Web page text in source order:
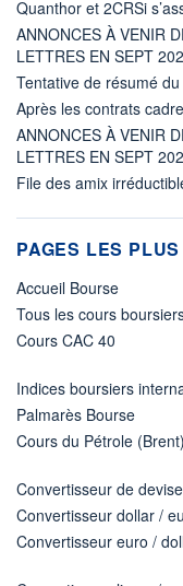
Quanthor et 2CRSi
ANNONCES À VENIR
LETTRES EN SEPT
Tentative de résumé
Après les contrats
ANNONCES À VENIR
LETTRES EN SEPT
File des amix
PAGES LES
Accueil Bourse
Tous les cours
Cours CAC 40
Indices boursiers
Palmarès Bourse
Cours du Pétrole (Brent)
Convertisseur de
Convertisseur dollar /
Convertisseur euro /